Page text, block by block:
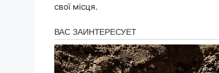
свої місця.